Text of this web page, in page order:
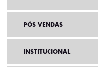
PÓS VENDAS
INSTITUCIONAL